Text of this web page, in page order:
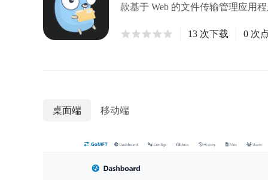
款基于 Web 的文件传输管理应用
13 次下载 0 次
桌面端 移动端